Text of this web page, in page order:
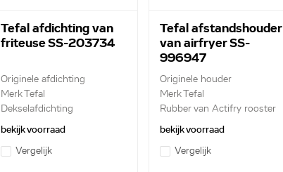
Tefal afdichting van
friteuse SS-203734
Originele afdichting
Merk Tefal
Dekselafdichting
bekijk voorraad
Vergelijk
Tefal afstandshouder
van airfryer SS-
996947
Originele houder
Merk Tefal
Rubber van Actifry rooster
bekijk voorraad
Vergelijk